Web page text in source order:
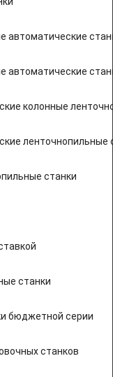
автоматические
автоматические
колонные
ленточнопильные
станки
станки
бюджетной серии
станков